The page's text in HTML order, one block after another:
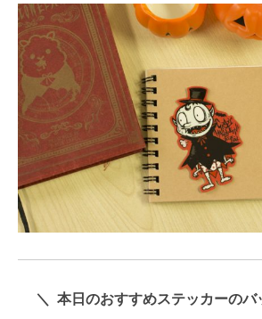
＼ 本日のおすすめステッカーの